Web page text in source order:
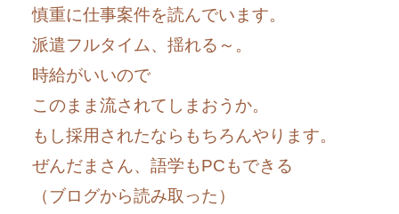
慎重に仕事案件を読んでいます。
派遣フルタイム、揺れる～。
時給がいいので
このまま流されてしまおうか。
もし採用されたならもちろんやります。
ぜんだまさん、語学もPCもできる
（ブログから読み取った）